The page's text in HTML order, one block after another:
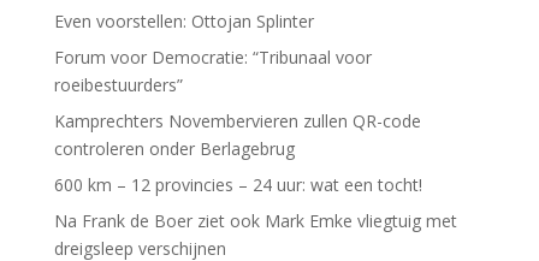
Even voorstellen: Ottojan Splinter
Forum voor Democratie: “Tribunaal voor
roeibestuurders”
Kamprechters Novembervieren zullen QR-code
controleren onder Berlagebrug
600 km – 12 provincies – 24 uur: wat een tocht!
Na Frank de Boer ziet ook Mark Emke vliegtuig met
dreigsleep verschijnen